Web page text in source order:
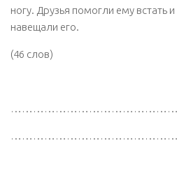
ногу. Друзья помогли ему встать
навещали его.
(46 слов)